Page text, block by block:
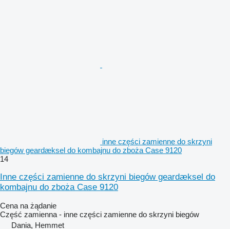
inne części zamienne do skrzyni
biegów geardæksel do kombajnu do zboża Case 9120
14
Inne części zamienne do skrzyni biegów geardæksel do
kombajnu do zboża Case 9120
Cena na żądanie
Część zamienna - inne części zamienne do skrzyni biegów
Dania, Hemmet